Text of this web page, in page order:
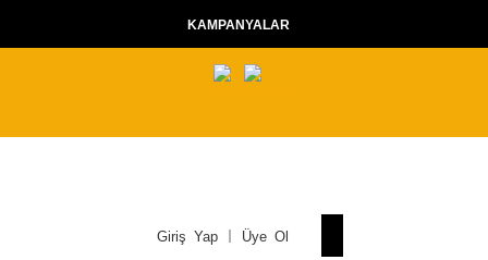
KAMPANYALAR
Giriş Yap Üye Ol